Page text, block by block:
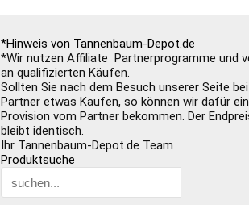
*Hinweis von Tannenbaum-Depot.de
*Wir nutzen Affiliate Partnerprogramme und
an qualifizierten Käufen.
Sollten Sie nach dem Besuch unserer Seite
Partner etwas Kaufen, so können wir dafür
Provision vom Partner bekommen. Der
bleibt identisch.
Ihr Tannenbaum-Depot.de Team
Produktsuche